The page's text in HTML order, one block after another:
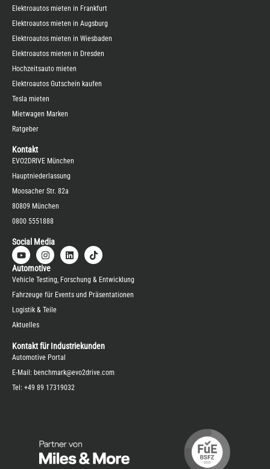
Elektroautos mieten in Frankfurt
Elektroautos mieten in Augsburg
Elektroautos mieten in Wiesbaden
Elektroautos mieten in Dresden
Hochzeitsauto mieten
Elektroautos Gutschein kaufen
Tesla mieten
Mietwagen Marken
Ratgeber
Kontakt
EVO2DRIVE München
Hauptniederlassung
Moosacher Str. 82a
80809 München
0800 5551888
Social Media
Automotive
Vehicle Testing, Forschung & Entwicklung
Fahrzeuge für Events und Präsentationen
Logistik & Teile
Aktuelles
Kontakt für Industriekunden
Automotive Portal
E-Mail: benchmark@evo2drive.com
Tel: +49 89 17319032